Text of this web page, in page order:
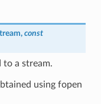
, const
a stream.
using fopen